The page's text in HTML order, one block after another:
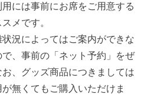
には事前にお席をご用意する
メです。
況によってはご案内ができな
、事前の「ネット予約」をぜ
、グッズ商品につきましては
無くてもご購入いただけま